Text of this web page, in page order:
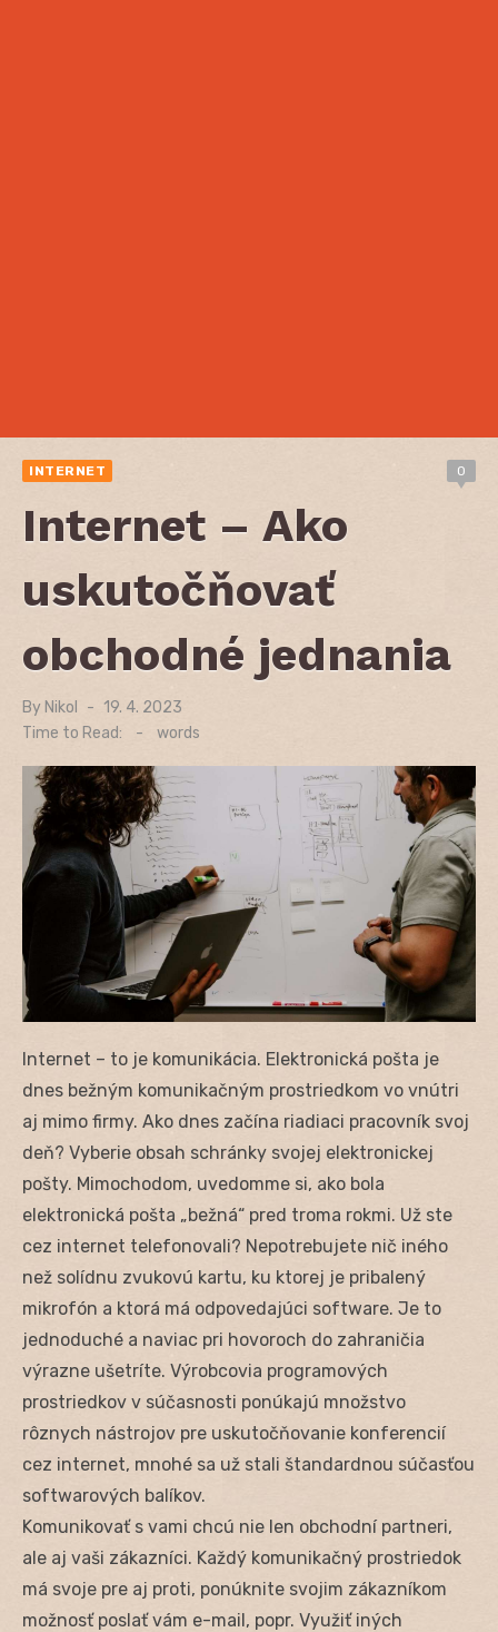
INTERNET 0
Internet – Ako
uskutočňovať
obchodné jednania
By Nikol
Posted
on
19. 4. 2023
Time to Read:
- words
Internet – to je komunikácia. Elektronická pošta je
dnes bežným komunikačným prostriedkom vo vnútri
aj mimo firmy. Ako dnes začína riadiaci pracovník svoj
deň? Vyberie obsah schránky svojej elektronickej
pošty. Mimochodom, uvedomme si, ako bola
elektronická pošta „bežná“ pred troma rokmi. Už ste
cez internet telefonovali? Nepotrebujete nič iného
než solídnu zvukovú kartu, ku ktorej je pribalený
mikrofón a ktorá má odpovedajúci software. Je to
jednoduché a naviac pri hovoroch do zahraničia
výrazne ušetríte. Výrobcovia programových
prostriedkov v súčasnosti ponúkajú množstvo
rôznych nástrojov pre uskutočňovanie konferencií
cez internet, mnohé sa už stali štandardnou súčasťou
softwarových balíkov.
Komunikovať s vami chcú nie len obchodní partneri,
ale aj vaši zákazníci. Každý komunikačný prostriedok
má svoje pre aj proti, ponúknite svojim zákazníkom
možnosť poslať vám e-mail, popr. Využiť iných